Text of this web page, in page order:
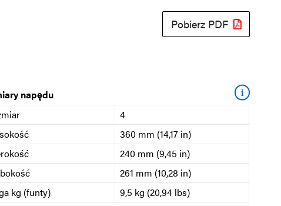
Pobierz PDF
napędu i
4
360 mm (14,17 in)
240 mm (9,45 in)
261 mm (10,28 in)
kg (funty)
9,5 kg (20,94 lbs)